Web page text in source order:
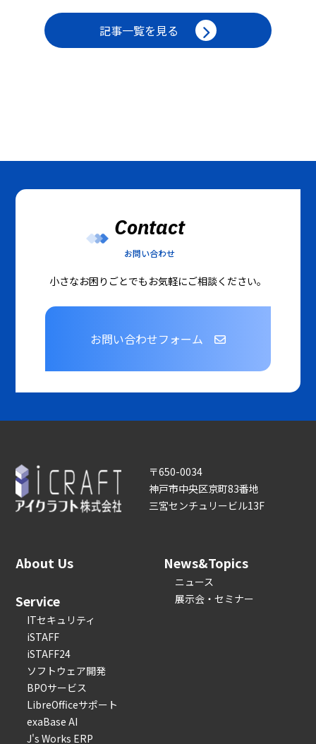
記事一覧を見る
Contact
お問い合わせ
小さなお困りごとでもお気軽にご相談ください。
お問い合わせフォーム
〒650-0034
神戸市中央区京町83番地
三宮センチュリービル13F
About Us
Service
ITセキュリティ
iSTAFF
iSTAFF24
ソフトウェア開発
BPOサービス
LibreOfficeサポート
exaBase AI
J's Works ERP
News&Topics
ニュース
展示会・セミナー